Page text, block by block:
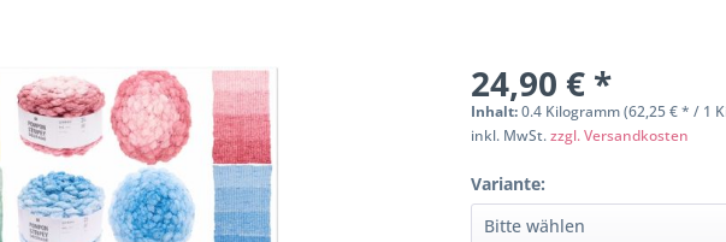
24,90 € *
Inhalt:0.4 Kilogramm (62,25 € * / 1
inkl. MwSt.zzgl. Versandkosten
Variante: